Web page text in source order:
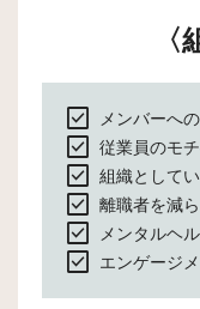
check_box メンバーへ
check_box 従業員のモ
check_box 組織として
check_box 離職者を減
check_box メンタルヘ
check_box エンゲージ